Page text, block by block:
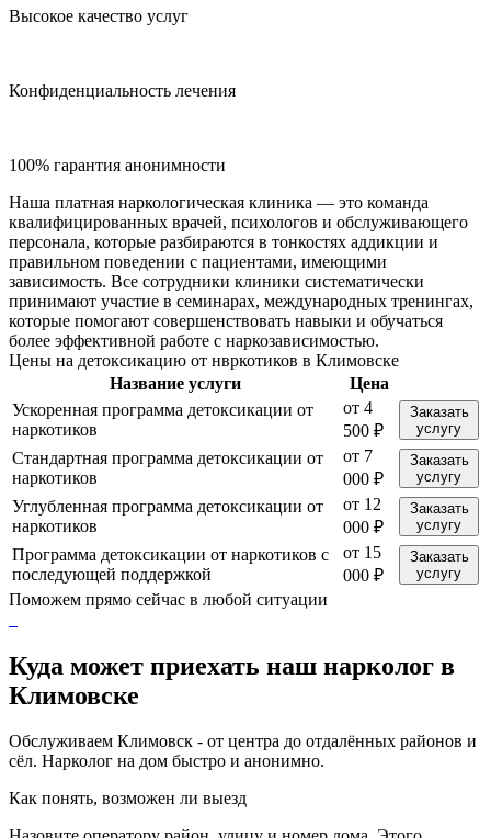
Высокое качество услуг
Конфиденциальность лечения
100% гарантия анонимности
Наша платная наркологическая клиника — это команда
квалифицированных врачей, психологов и обслуживающего
персонала, которые разбираются в тонкостях аддикции и
правильном поведении с пациентами, имеющими
зависимость. Все сотрудники клиники систематически
принимают участие в семинарах, международных тренингах,
которые помогают совершенствовать навыки и обучаться
более эффективной работе с наркозависимостью.
Цены на детоксикацию от нвркотиков в Климовске
Название услуги
Цена
Ускоренная программа детоксикации от
наркотиков
от 4
500 ₽
Заказать
услугу
Стандартная программа детоксикации от
наркотиков
от 7
000 ₽
Заказать
услугу
Углубленная программа детоксикации от
наркотиков
от 12
000 ₽
Заказать
услугу
Программа детоксикации от наркотиков с
последующей поддержкой
от 15
000 ₽
Заказать
услугу
Поможем прямо сейчас в любой ситуации
Куда может приехать наш нарколог в
Климовске
Обслуживаем Климовск - от центра до отдалённых районов и
сёл. Нарколог на дом быстро и анонимно.
Как понять, возможен ли выезд